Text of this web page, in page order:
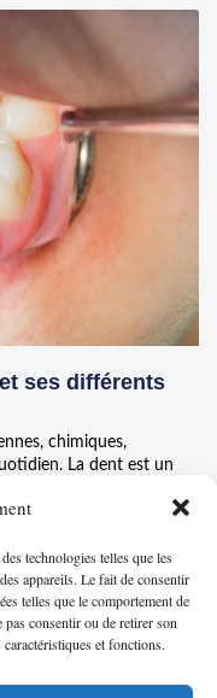
technologies telles que les
appareils. Le fait de consentir
telles que le comportement de
consentir ou de retirer son
et fonctions.
ses différents
chimiques,
La dent est un